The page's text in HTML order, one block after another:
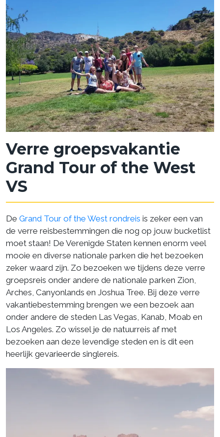
Verre groepsvakantie
Grand Tour of the West
VS
De Grand Tour of the West rondreis is zeker een van
de verre reisbestemmingen die nog op jouw bucketlist
moet staan! De Verenigde Staten kennen enorm veel
mooie en diverse nationale parken die het bezoeken
zeker waard zijn. Zo bezoeken we tijdens deze verre
groepsreis onder andere de nationale parken Zion,
Arches, Canyonlands en Joshua Tree. Bij deze verre
vakantiebestemming brengen we een bezoek aan
onder andere de steden Las Vegas, Kanab, Moab en
Los Angeles. Zo wissel je de natuurreis af met
bezoeken aan deze levendige steden en is dit een
heerlijk gevarieerde singlereis.